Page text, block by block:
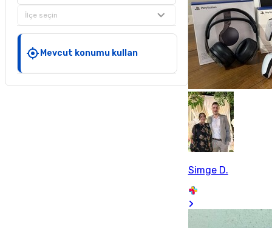
İlçe seçin
Mevcut konumu kullan
Simge D.